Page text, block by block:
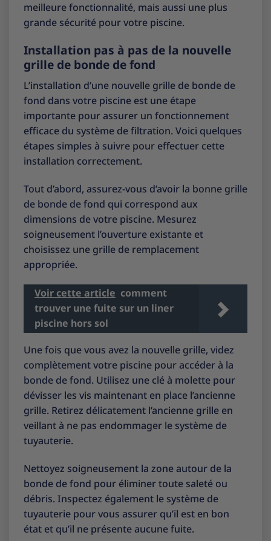
meilleure fonctionnalité, mais aussi une plus
grande sécurité pour votre piscine.
Installation pas à pas de la nouvelle
grille de bonde de fond
L’installation d’une nouvelle grille de bonde de
fond dans votre piscine est une étape
importante pour assurer un fonctionnement
efficace du système de filtration. Voici quelques
étapes simples à suivre pour effectuer cette
installation correctement.
Tout d’abord, assurez-vous d’avoir la bonne grille
de bonde de fond qui correspond aux
dimensions de votre piscine. Mesurez
soigneusement l’ouverture existante et
choisissez une grille de remplacement
appropriée.
Voir cette article comment
trouver une fuite sur un liner
piscine hors sol
Une fois que vous avez la nouvelle grille, videz
complètement votre piscine pour accéder à la
bonde de fond. Utilisez une clé à molette pour
dévisser les vis maintenant en place l’ancienne
grille. Retirez délicatement l’ancienne grille en
veillant à ne pas endommager le système de
tuyauterie.
Nettoyez soigneusement la zone autour de la
bonde de fond pour éliminer toute saleté ou
débris. Inspectez également le système de
tuyauterie pour vous assurer qu’il est en bon
état et qu’il ne présente aucune fuite.